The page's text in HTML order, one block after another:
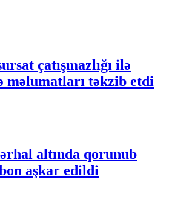
çatışmazlığı ilə
məlumatları təkzib etdi
altında qorunub
aşkar edildi